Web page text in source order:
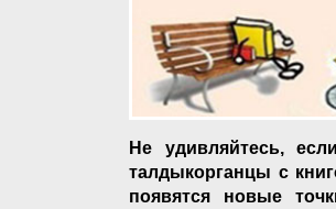
Не удивляйтесь,
талдыкорганцы с
появятся новые